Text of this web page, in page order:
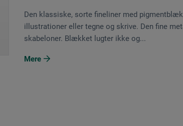
Den klassiske, sorte fineliner med
illustrationer eller tegne og skrive. Den fine
skabeloner. Blækket lugter ikke og...
Mere